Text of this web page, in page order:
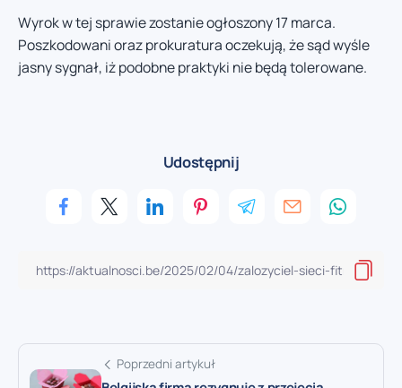
Wyrok w tej sprawie zostanie ogłoszony 17 marca.
Poszkodowani oraz prokuratura oczekują, że sąd wyśle
jasny sygnał, iż podobne praktyki nie będą tolerowane.
Udostępnij
Poprzedni artykuł